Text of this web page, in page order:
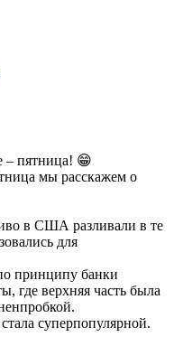
– пятница! 😁
мы расскажем о
в США разливали в те
для
принципу банки
где верхняя часть была
суперпопулярной.